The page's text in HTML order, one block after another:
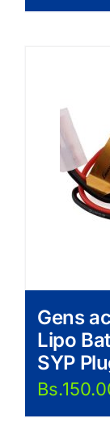
Gens
Lipo
SYP
Bs.